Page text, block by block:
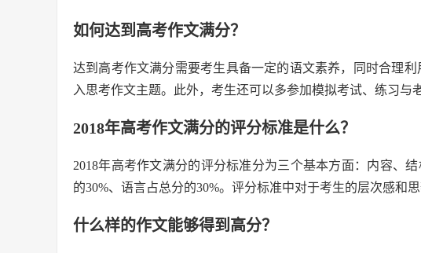
如何达到高考作文满分？
达到高考作文满分需要考生具备一定的语文素养，同时合理
入思考作文主题。此外，考生还可以多参加模拟考试、练习与
2018年高考作文满分的评分标准是什么？
2018年高考作文满分的评分标准分为三个基本方面：内容、
的30%、语言占总分的30%。评分标准中对于考生的层次感和
什么样的作文能够得到高分？